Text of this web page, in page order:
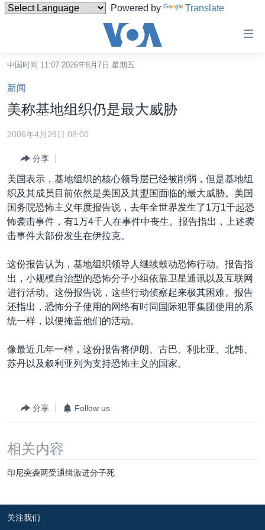
Powered by Translate
碍
链
接
跳
转
容
跳
转
到
跳
到
检
索
港澳
国际
最新国际新闻
印太
欧洲
非洲
美洲
分类新闻
经济·金融·贸易
科教·文娱·体健
军事
劳工
美中关系
白宫要闻
国会报道
美中关系
埃博拉疫情
关注西藏
GEN Z 看美国
VOA视频
VOA今日焦点
中文广播
关注我们
其他语言网站
中国时间 11:07 2026年8月7日 星期五
新闻
美称基地组织仍是最大威胁
2006年4月28日 08:00
分享
美国表示，基地组织的核心领导层已经被削弱，但是基地组
织及其成员目前依然是美国及其盟国面临的最大威胁。美国
国务院恐怖主义年度报告说，去年全世界发生了1万1千起恐
怖袭击事件，有1万4千人在事件中丧生。报告指出，上述袭
击事件大部份发生在伊拉克。
这份报告认为，基地组织领导人继续鼓动恐怖行动。报告指
出，小规模自治型的恐怖分子小组依靠卫星通讯以及互联网
进行活动。这份报告说，这些行动侦察起来极其困难。报告
还指出，恐怖分子使用的网络有时同国际犯罪集团使用的系
统一样，以便掩盖他们的活动。
像最近几年一样，这份报告将伊朗、古巴、利比亚、北韩、
苏丹以及叙利亚列为支持恐怖主义的国家。
分享 Follow us
相关内容
印尼突袭两受通缉激进分子死
关注我们